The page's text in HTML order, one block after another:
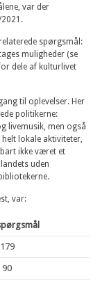
var der
spørgsmål:
muligheder (se
dele af kulturlivet
til oplevelser. Her
politikerne:
livemusik, men også
lokale aktiviteter,
ikke været et
uden
var:
179
90